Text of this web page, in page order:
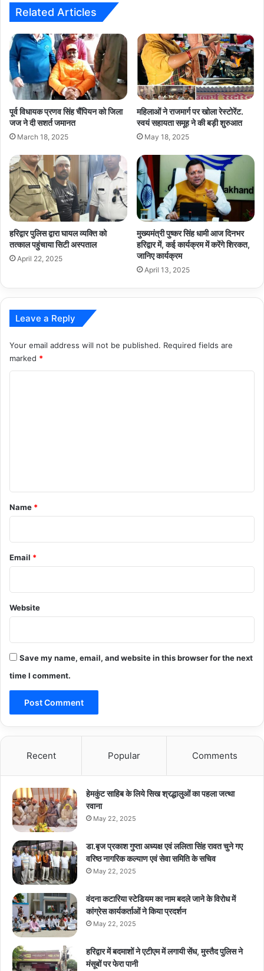
प्रथम
प्रति
गुरुद्वारा
गुरु
अमरदास
में
समर्पित
की
Related Articles
पूर्व विधायक प्रणव सिंह चैंपियन को जिला
जज ने दी सशर्त जमानत
March 18, 2025
महिलाओं ने राजमार्ग पर खोला रेस्टोरेंट.
स्वयं सहायता समूह ने की बड़ी शुरुआत
May 18, 2025
हरिद्वार पुलिस द्वारा घायल व्यक्ति को
तत्काल पहुंचाया सिटी अस्पताल
April 22, 2025
मुख्यमंत्री पुष्कर सिंह धामी आज दिनभर
हरिद्वार में, कई कार्यक्रम में करेंगे शिरकत,
जानिए कार्यक्रम
April 13, 2025
Leave a Reply
Your email address will not be published. Required fields are
marked *
*
Name *
Email *
Website
Save my name, email, and website in this browser for the next
time I comment.
Recent Popular Comments
हेमकुंट साहिब के लिये सिख श्रद्धालुओं का पहला जत्था
रवाना
May 22, 2025
डा.बृज प्रकाश गुप्ता अध्यक्ष एवं ललिता सिंह रावत चुने गए
वरिष्ठ नागरिक कल्याण एवं सेवा समिति के सचिव
May 22, 2025
वंदना कटारिया स्टेडियम का नाम बदले जाने के विरोध में
कांग्रेस कार्यकर्ताओं ने किया प्रदर्शन
May 22, 2025
हरिद्वार में बदमाशों ने एटीएम में लगायी सेंध, मुस्तैद पुलिस ने
मंसूबों पर फेरा पानी